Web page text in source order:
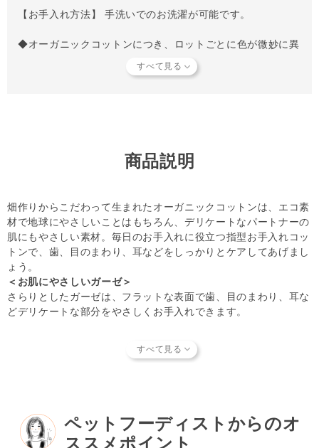
【お手入れ方法】 手洗いでのお洗濯が可能です。
◆オーガニックコットンにつき、ロットごとに色が微妙に異
フ デンタルジェル（歯磨き用）やアイリフレッシュ（目の
【キャンセルについてご注意】
本商品はご注文タイミングやご注文内容によっては、購入履
歴からのご注文キャンセル、修正を受け付けることができな
い場合がございます。
(「発送予定日のお知らせメール」をお送りする前であれ
ば、メール・お電話・マイページにてご注文をキャンセルい
ただけます。）
商品説明
畑作りからこだわって生まれたオーガニックコットンは、エコ素
材で地球にやさしいことはもちろん、デリケートなパートナーの
肌にもやさしい素材。毎日のお手入れに役立つ指型お手入れコッ
トンで、歯、目のまわり、耳などをしっかりとケアしてあげまし
ょう。
＜お肌にやさしいガーゼ＞
さらりとしたガーゼは、フラットな表面で歯、目のまわり、耳な
どデリケートな部分をやさしくお手入れできます。
人差し指に本体をはめて、中指に側面のゴムをはめるだけ。指の
＜手洗いでくり返し使える＞
手洗いで洗濯をすれば、何度もくり返し使えてとっても経済的で
す。
ペットフーディストからのオ
ススメポイント